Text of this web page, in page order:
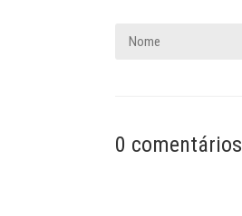
0 comentários